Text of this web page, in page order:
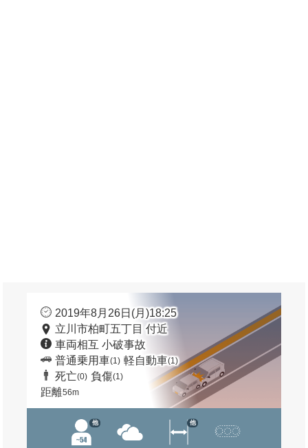
2019年8月26日(月)18:25
立川市柏町五丁目 付近
車両相互 小破事故
普通乗用車(1) 軽自動車(1)
死亡(0) 負傷(1)
距離56m
他 他